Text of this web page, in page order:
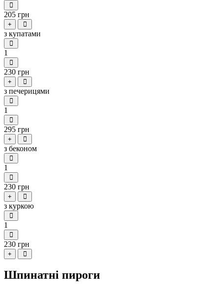
205 грн
+
з купатами
1
230 грн
+
з печерицями
1
295 грн
+
з беконом
1
230 грн
+
з куркою
1
230 грн
+
Шпинатні пироги